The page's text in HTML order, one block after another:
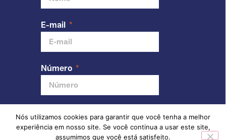
E-mail
Número
Enviar
Nós utilizamos cookies para garantir que você tenha a melhor
experiência em nosso site. Se você continua a usar este site,
assumimos que você está satisfeito.